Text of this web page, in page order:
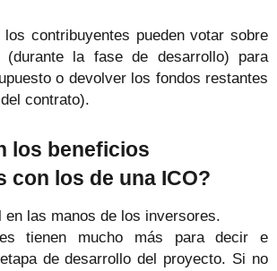
contribuyentes pueden votar sobre
(durante la fase de desarrollo) para
o devolver los fondos restantes
contrato).
los beneficios
con los de una ICO?
en las manos de los inversores.
tienen mucho más para decir e
de desarrollo del proyecto. Si no